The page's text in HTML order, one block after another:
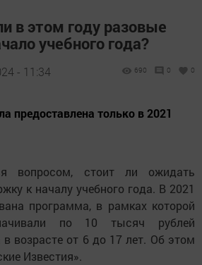
в этом году разовые
учебного года?
- 11:34 690 0 0
предоставлена только в 2021
вопросом, стоит ли ожидать
к началу учебного года. В 2021
программа, в рамках которой
по 10 тысяч рублей
в возрасте от 6 до 17 лет. Об этом
Известия».